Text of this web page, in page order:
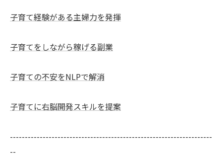
子育て経験がある主婦力を発揮
子育てをしながら稼げる副業
子育ての不安をNLPで解消
子育てに右脳開発スキルを提案
--------------------------------------------------------------------
--